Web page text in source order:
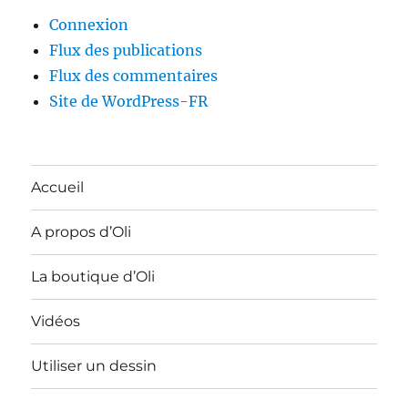
Connexion
Flux des publications
Flux des commentaires
Site de WordPress-FR
Accueil
A propos d’Oli
La boutique d’Oli
Vidéos
Utiliser un dessin